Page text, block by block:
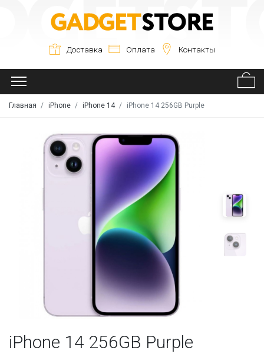
Доставка Оплата Контакты
Главная iPhone iPhone 14 iPhone 14 256GB Purple
iPhone 14 256GB Purple